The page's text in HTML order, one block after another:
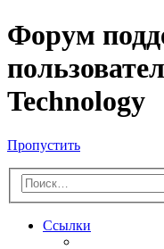
Форум
Technology
Пропустить
Ссылки